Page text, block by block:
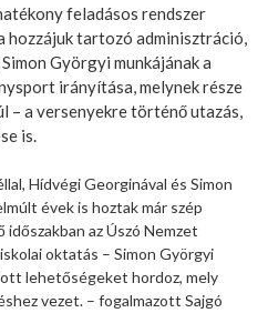
feladásos rendszer
hozzájuk tartozó adminisztráció,
Györgyi munkájának a
irányítása, melynek része
– a versenyekre történő utazás,
is.
Hídvégi Georginával és Simon
évek is hoztak már szép
időszakban az Úszó Nemzet
oktatás – Simon Györgyi
lehetőségeket hordoz, mely
vezet. – fogalmazott Sajgó